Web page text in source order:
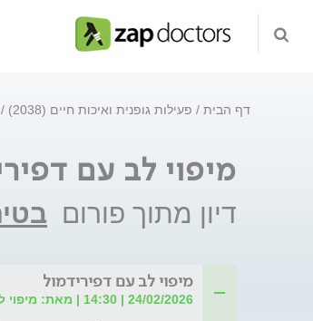
דף הבית פעילות גופנית ואיכות חיים (2038)
מיפוי לב עם
דיון מתוך פורום
מיפוי לב עם דפירידמול
24/02/2026 | 14:30 | מאת: מיפוי לב עם דפירידמול